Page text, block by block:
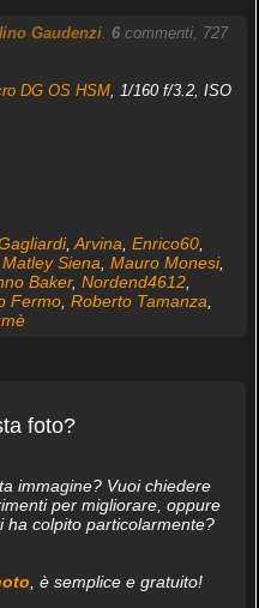
Gaudenzi. 6commenti, 727
DG OS HSM, 1/160 f/3.2, ISO
, Arvina Enrico60,
Matley Siena Mauro Monesi,
Baker, Nordend4612,
Fermo, Roberto Tamanza
foto?
immagine? Vuoi chiedere
per migliorare, oppure
ha colpito particolarmente?
, è semplice e gratuito!